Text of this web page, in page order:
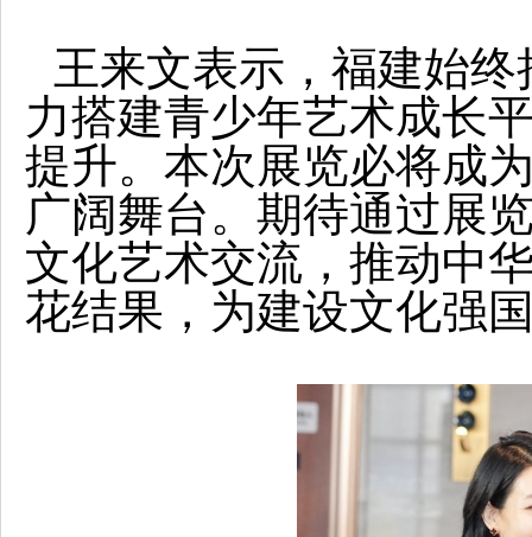
王来文表示，福建始
力搭建青少年艺术成长
提升。本次展览必将成
广阔舞台。期待通过展
文化艺术交流，推动中
花结果，为建设文化强